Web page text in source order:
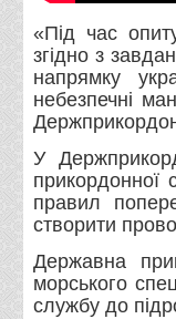
«Під час
згідно з
напрямку
небезпечні
У
правил
створити
Державна
морського
службу до